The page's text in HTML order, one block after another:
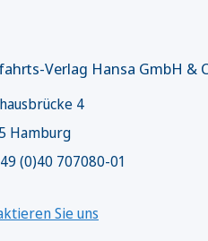
Verlag Hansa GmbH &
4
Hamburg
(0)40 707080-01
Sie uns